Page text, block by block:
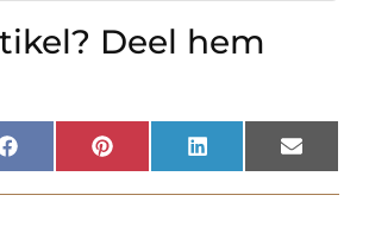
Deel hem
Facebook Pinterest LinkedIn Email